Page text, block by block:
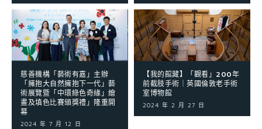
慈善機構「藝術有嘉」主辦
「擁抱大自然擁抱下一代」藝
術展覽暨「中環綠色奇緣」繪
畫及填色比賽頒獎禮」隆重開
幕
2024 年 7 月 12 日
【我的館藏】「觀看」200年
前截肢手術｜英國倫敦老手術
室博物館
2024 年 2 月 27 日